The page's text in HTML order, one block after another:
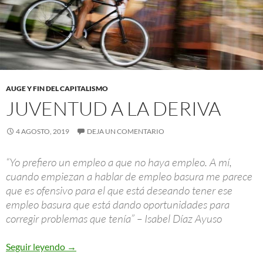
AUGE Y FIN DEL CAPITALISMO
JUVENTUD A LA DERIVA
4 AGOSTO, 2019 DEJA UN COMENTARIO
“Yo prefiero un empleo a que no haya empleo. A mí,
cuando empiezan a hablar de empleo basura me parece
que es ofensivo para el que está deseando tener ese
empleo basura que está dando oportunidades para
corregir problemas que tenía” – Isabel Díaz Ayuso
Seguir leyendo Juventud a la deriva
→